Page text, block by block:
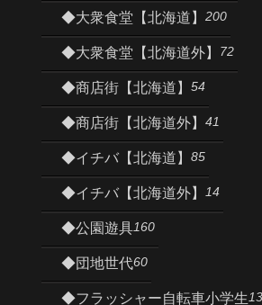
◆大衆食堂【北海道】 200
◆大衆食堂【北海道外】 72
◆商店街【北海道】 54
◆商店街【北海道外】 41
◆イチバ【北海道】 85
◆イチバ【北海道外】 14
◆公園遊具160
◆団地世代60
◆フラッシャー自転車小学生